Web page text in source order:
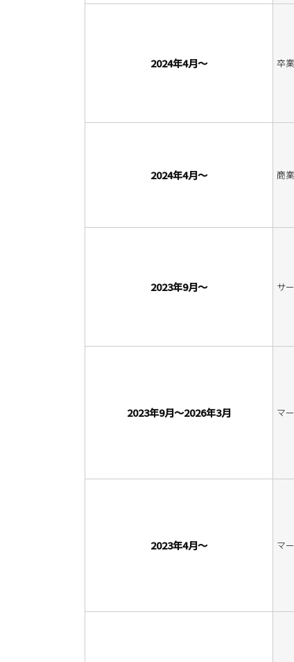
2024年4月～ 卒
2024年4月～ 商
2023年9月～ サ
2023年9月～2026年3月 マ
2023年4月～ マ